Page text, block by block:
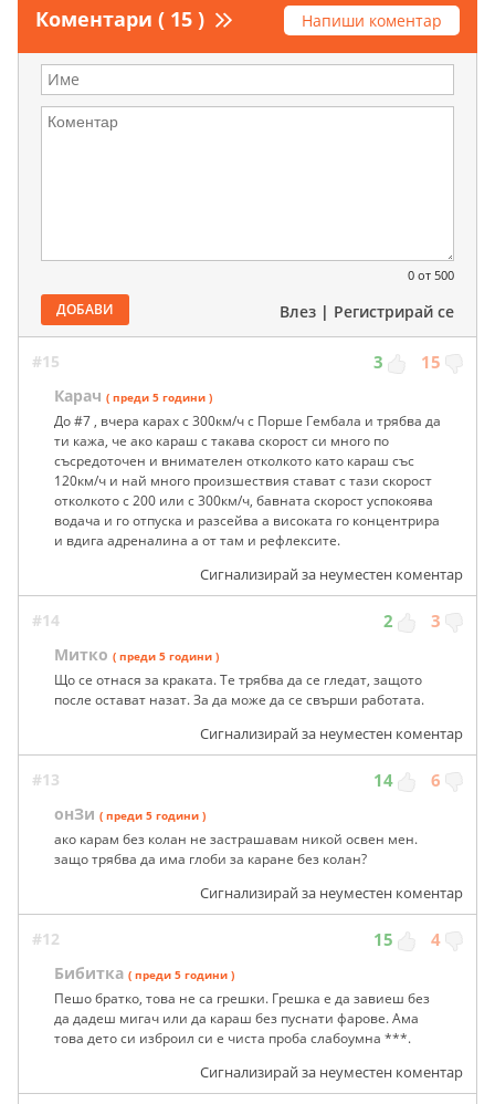
Коментари ( 15 ) Напиши коментар
0 от 500
ДОБАВИ Влез | Регистрирай се
#15 3 15
Карач ( преди 5 години )
До #7 , вчера карах с 300км/ч с Порше Гембала и трябва да
ти кажа, че ако караш с такава скорост си много по
съсредоточен и внимателен отколкото като караш със
120км/ч и най много произшествия стават с тази скорост
отколкото с 200 или с 300км/ч, бавната скорост успокоява
водача и го отпуска и разсейва а високата го концентрира
и вдига адреналина а от там и рефлексите.
Сигнализирай за неуместен коментар
#14 2 3
Митко ( преди 5 години )
Що се отнася за краката. Те трябва да се гледат, защото
после остават назат. За да може да се свърши работата.
Сигнализирай за неуместен коментар
#13 14 6
онЗи ( преди 5 години )
ако карам без колан не застрашавам никой освен мен.
защо трябва да има глоби за каране без колан?
Сигнализирай за неуместен коментар
#12 15 4
Бибитка ( преди 5 години )
Пешо братко, това не са грешки. Грешка е да завиеш без
да дадеш мигач или да караш без пуснати фарове. Ама
това дето си изброил си е чиста проба слабоумна ***.
Сигнализирай за неуместен коментар